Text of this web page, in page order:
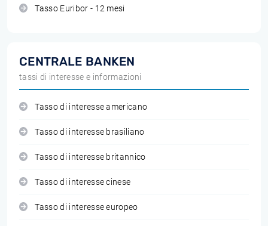
Tasso Euribor - 12 mesi
CENTRALE BANKEN
tassi di interesse e informazioni
Tasso di interesse americano
Tasso di interesse brasiliano
Tasso di interesse britannico
Tasso di interesse cinese
Tasso di interesse europeo